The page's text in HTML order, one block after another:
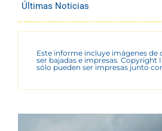
Últimas Noticias
Este informe incluye imágenes de
ser bajadas e impresas. Copyright
sólo pueden ser impresas junto